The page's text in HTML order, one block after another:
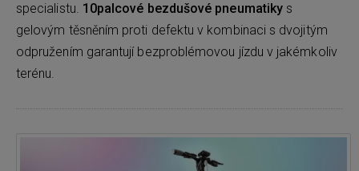
specialistu. 10palcové bezdušové pneumatiky s
gelovým těsněním proti defektu v kombinaci s dvojitým
odpružením garantují bezproblémovou jízdu v jakémkoliv
terénu.